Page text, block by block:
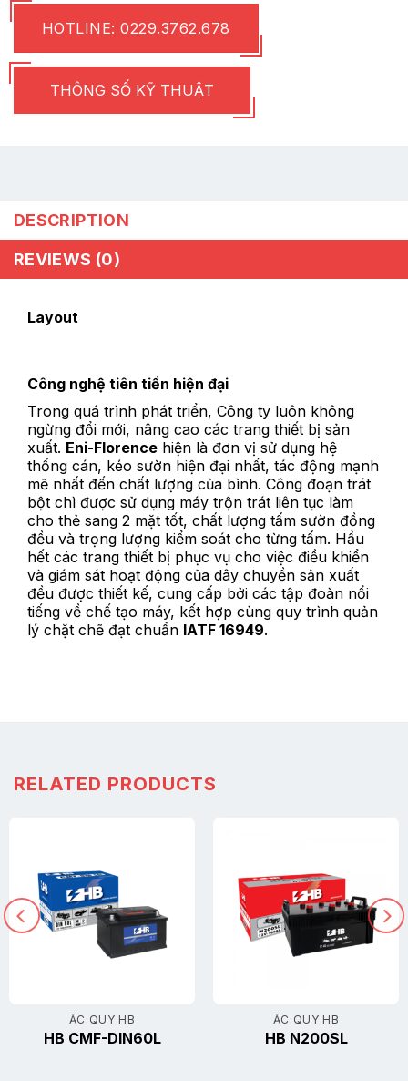
HOTLINE: 0229.3762.678
THÔNG SỐ KỸ THUẬT
DESCRIPTION
REVIEWS (0)
Layout
Công nghệ tiên tiến hiện đại
Trong quá trình phát triển, Công ty luôn không
ngừng đổi mới, nâng cao các trang thiết bị sản
xuất. Eni-Florence hiện là đơn vị sử dụng hệ
thống cán, kéo sườn hiện đại nhất, tác động mạnh
mẽ nhất đến chất lượng của bình. Công đoạn trát
bột chì được sử dụng máy trộn trát liên tục làm
cho thẻ sang 2 mặt tốt, chất lượng tấm sườn đồng
đều và trọng lượng kiểm soát cho từng tấm. Hầu
hết các trang thiết bị phục vụ cho việc điều khiển
và giám sát hoạt động của dây chuyền sản xuất
đều được thiết kế, cung cấp bởi các tập đoàn nổi
tiếng về chế tạo máy, kết hợp cùng quy trình quản
lý chặt chẽ đạt chuẩn IATF 16949.
RELATED PRODUCTS
ẮC QUY HB
HB CMF-DIN60L
ẮC QUY HB
HB N200SL